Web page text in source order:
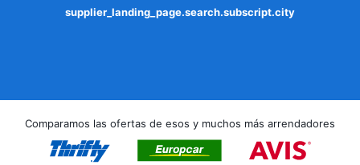
supplier_landing_page.search.subscript.city
Comparamos las ofertas de esos y muchos más arrendadores